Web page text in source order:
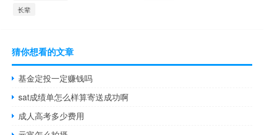
长辈
猜你想看的文章
基金定投一定赚钱吗
sat成绩单怎么样算寄送成功啊
成人高考多少费用